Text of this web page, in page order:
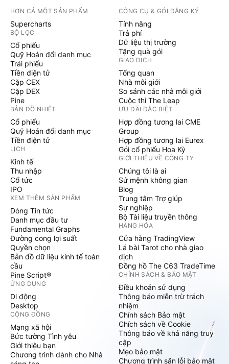
HƠN CẢ MỘT SẢN PHẨM
Supercharts
BỘ LỌC
Cổ phiếu
Quỹ Hoán đổi danh mục
Trái phiếu
Tiền điện tử
Cặp CEX
Cặp DEX
Pine
BẢN ĐỒ NHIỆT
Cổ phiếu
Quỹ Hoán đổi danh mục
Tiền điện tử
LỊCH
Kinh tế
Thu nhập
Cổ tức
IPO
XEM THÊM SẢN PHẨM
Dòng Tin tức
Danh mục đầu tư
Fundamental Graphs
Đường cong lợi suất
Quyền chọn
Bản đồ dữ liệu kinh tế toàn
cầu
Pine Script®
ỨNG DỤNG
Di động
Desktop
CỘNG ĐỒNG
Mạng xã hội
Bức tường Tình yêu
Giới thiệu bạn
Chương trình dành cho Nhà
CÔNG CỤ & GÓI ĐĂNG KÝ
Tính năng
Trả phí
Dữ liệu thị trường
Tặng quà gói
GIAO DỊCH
Tổng quan
Nhà môi giới
So sánh các nhà môi giới
Cuộc thi The Leap
ƯU ĐÃI ĐẶC BIỆT
Hợp đồng tương lai CME
Group
Hợp đồng tương lai Eurex
Gói cổ phiếu Hoa Kỳ
GIỚI THIỆU VỀ CÔNG TY
Chúng tôi là ai
Sứ mệnh không gian
Blog
Trung tâm Trợ giúp
Sự nghiệp
Bộ Tài liệu truyền thông
HÀNG HÓA
Cửa hàng TradingView
Lá bài Tarot cho nhà giao
dịch
Đồng hồ The C63 TradeTime
CHÍNH SÁCH & BẢO MẬT
Điều khoản sử dụng
Thông báo miễn trừ trách
nhiệm
Chính sách Bảo mật
Chích sách về Cookie
Thông báo về khả năng truy
cập
Mẹo bảo mật
Chương trình săn lỗi bảo mật